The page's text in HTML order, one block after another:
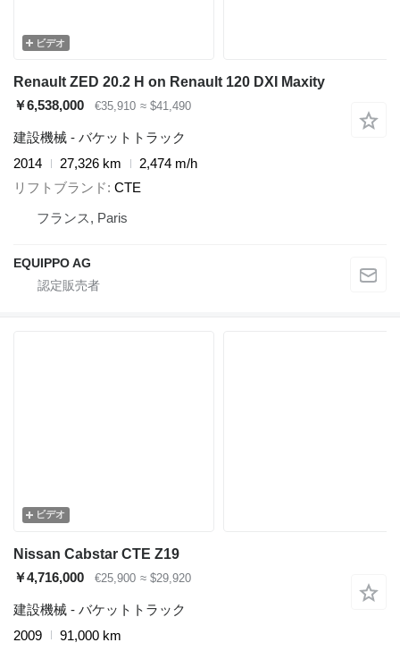
ビデオ
Renault ZED 20.2 H on Renault 120 DXI Maxity
￥6,538,000
€35,910 ≈ $41,490
建設機械 - バケットトラック
2014
27,326 km
2,474 m/h
リフトブランド CTE
フランス, Paris
EQUIPPO AG
ビデオ
Nissan Cabstar CTE Z19
￥4,716,000
€25,900 ≈ $29,920
建設機械 - バケットトラック
2009
91,000 km